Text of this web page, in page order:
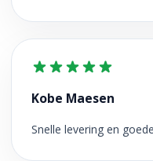
Kobe Maesen
Snelle levering en